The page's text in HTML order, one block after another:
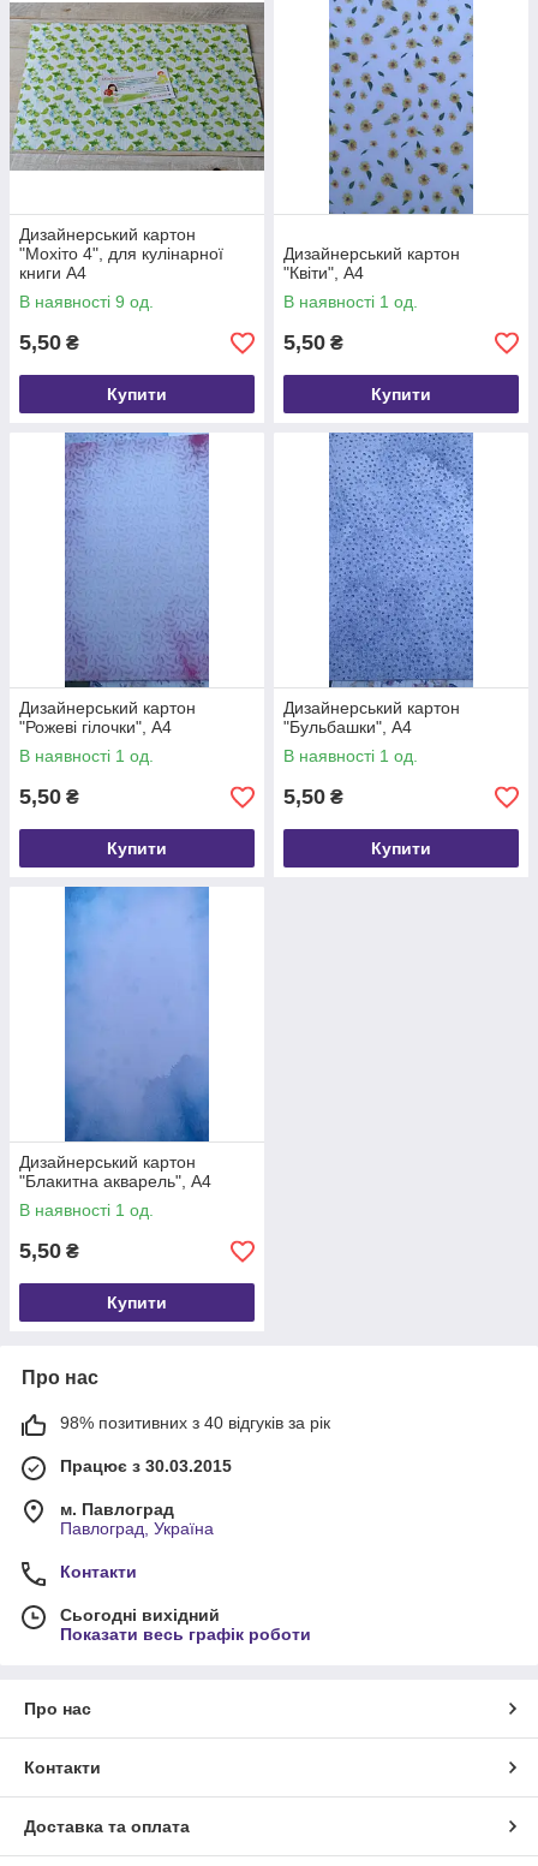
Дизайнерський картон
"Мохіто 4", для кулінарної
книги А4
В наявності 9 од.
5,50 ₴
Купити
Дизайнерський картон
"Квіти", А4
В наявності 1 од.
5,50 ₴
Купити
Дизайнерський картон
"Рожеві гілочки", А4
В наявності 1 од.
5,50 ₴
Купити
Дизайнерський картон
"Бульбашки", А4
В наявності 1 од.
5,50 ₴
Купити
Дизайнерський картон
"Блакитна акварель", А4
В наявності 1 од.
5,50 ₴
Купити
Про нас
98% позитивних з 40 відгуків за рік
Працює з 30.03.2015
м. Павлоград
Павлоград, Україна
Контакти
Сьогодні вихідний
Показати весь графік роботи
Про нас
Контакти
Доставка та оплата